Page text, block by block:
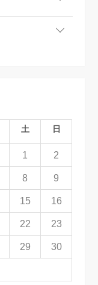
土 日
1 2
8 9
15 16
22 23
29 30